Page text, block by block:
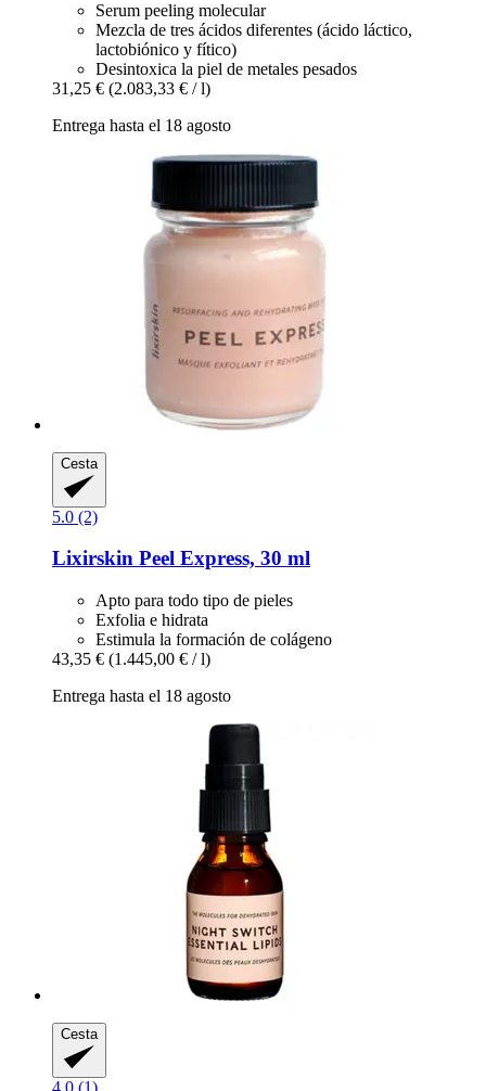
Serum peeling molecular
Mezcla de tres ácidos diferentes (ácido láctico,
lactobiónico y fítico)
Desintoxica la piel de metales pesados
31,25 € (2.083,33 € / l)
Entrega hasta el 18 agosto
Cesta
5.0 (2)
Lixirskin Peel Express, 30 ml
Apto para todo tipo de pieles
Exfolia e hidrata
Estimula la formación de colágeno
43,35 € (1.445,00 € / l)
Entrega hasta el 18 agosto
Cesta
4.0 (1)